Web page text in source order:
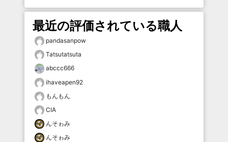
最近の評価されている職人
pandasanpow
Tatsutatsuta
abccc666
ihaveapen92
もんもん
CIA
んそゎみ
んそゎみ